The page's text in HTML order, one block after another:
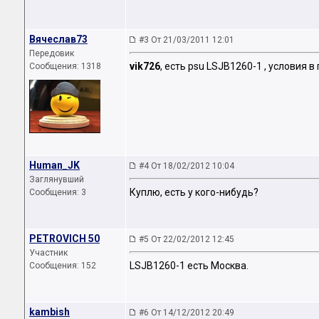
Вячеслав73
Передовик
Сообщения: 1318
#3 От 21/03/2011 12:01
vik726, есть psu LSJB1260-1 , условия в
Human_JK
Заглянувший
Сообщения: 3
#4 От 18/02/2012 10:04
Куплю, есть у кого-нибудь?
PETROVICH 50
Участник
Сообщения: 152
#5 От 22/02/2012 12:45
LSJB1260-1 есть Москва.
kambish #6 От 14/12/2012 20:49